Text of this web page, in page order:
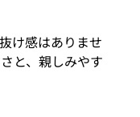
け感はありませ
と、親しみやす